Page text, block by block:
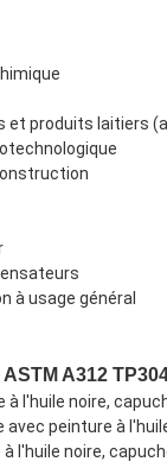
et produits laitiers
à usage général
A312
à l'huile noire,
avec peinture à
l'huile noire,